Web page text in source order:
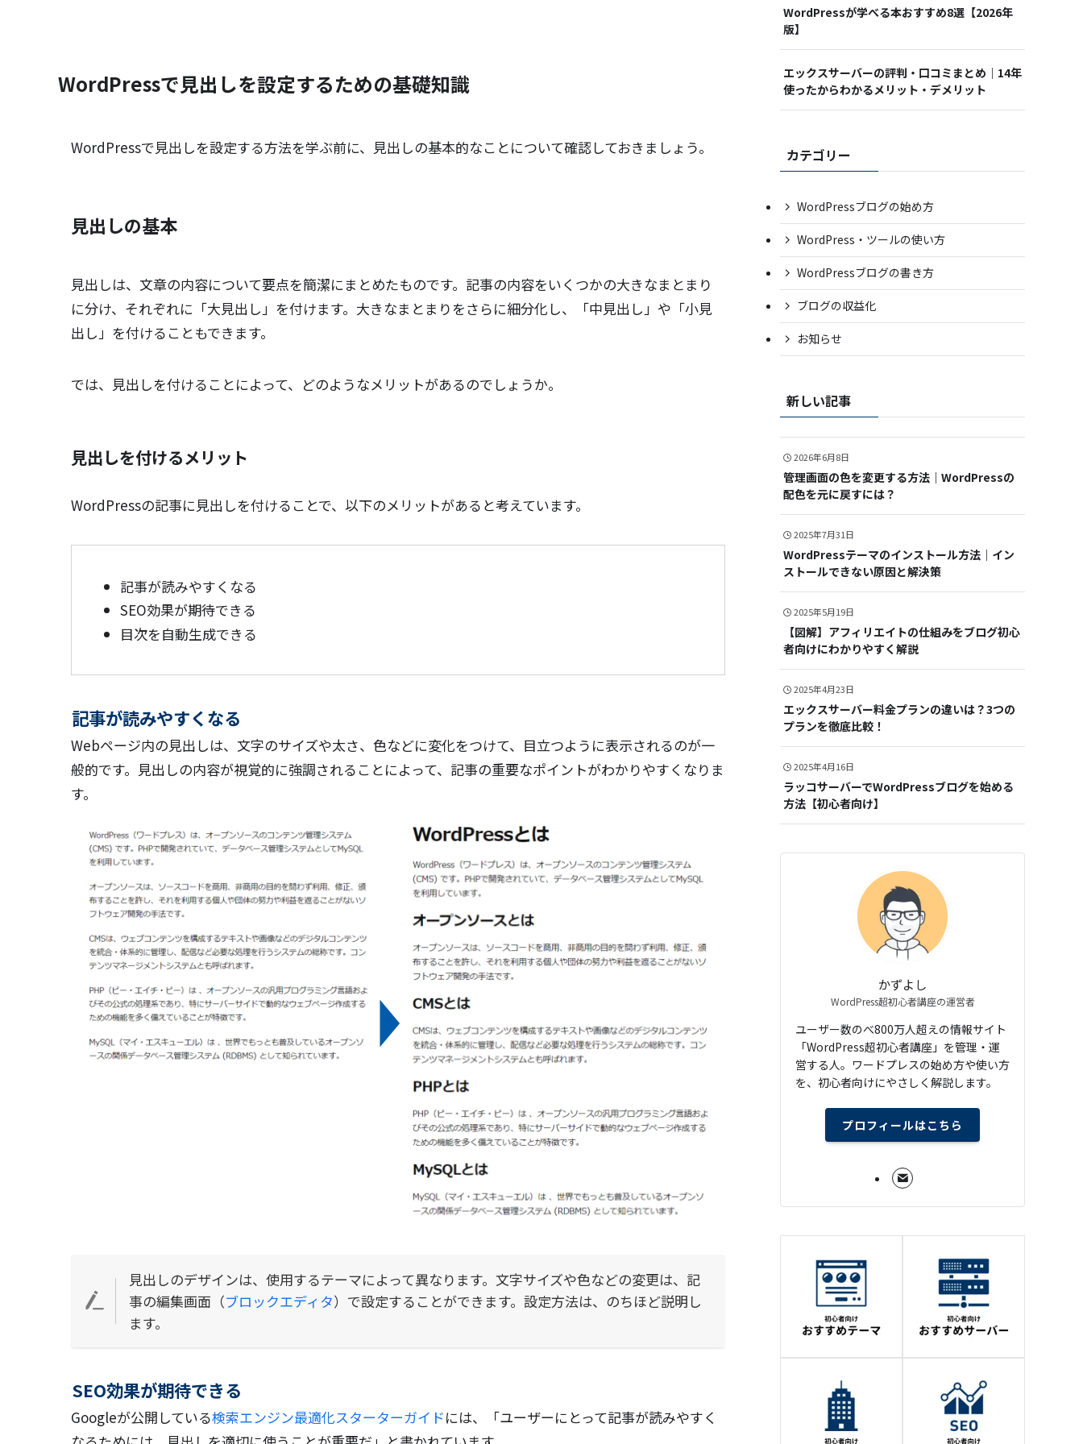
WordPressで見出しを設定するための基礎知識
WordPressで見出しを設定する方法を学ぶ前に、見出しの基本的なことについて確認しておきましょう。
見出しの基本
見出しは、文章の内容について要点を簡潔にまとめたものです。記事の内容をいくつかの大きなまとまり
に分け、それぞれに「大見出し」を付けます。大きなまとまりをさらに細分化し、「中見出し」や「小見
出し」を付けることもできます。
では、見出しを付けることによって、どのようなメリットがあるのでしょうか。
見出しを付けるメリット
WordPressの記事に見出しを付けることで、以下のメリットがあると考えています。
記事が読みやすくなる
SEO効果が期待できる
目次を自動生成できる
記事が読みやすくなる
Webページ内の見出しは、文字のサイズや太さ、色などに変化をつけて、目立つように表示されるのが一
般的です。見出しの内容が視覚的に強調されることによって、記事の重要なポイントがわかりやすくなりま
す。
見出しのデザインは、使用するテーマによって異なります。文字サイズや色などの変更は、記
事の編集画面（ブロックエディタ）で設定することができます。設定方法は、のちほど説明し
ます。
SEO効果が期待できる
Googleが公開している検索エンジン最適化スターターガイドには、「ユーザーにとって記事が読みやすく
WordPressが学べる本おすすめ8選【2026年
版】
エックスサーバーの評判・口コミまとめ｜14年
使ったからわかるメリット・デメリット
カテゴリー
WordPressブログの始め方
WordPress・ツールの使い方
WordPressブログの書き方
ブログの収益化
お知らせ
新しい記事
2026年6月8日
管理画面の色を変更する方法｜WordPressの
配色を元に戻すには？
2025年7月31日
WordPressテーマのインストール方法｜イン
ストールできない原因と解決策
2025年5月19日
【図解】アフィリエイトの仕組みをブログ初心
者向けにわかりやすく解説
2025年4月23日
エックスサーバー料金プランの違いは？3つの
プランを徹底比較！
2025年4月16日
ラッコサーバーでWordPressブログを始める
方法【初心者向け】
かずよし
WordPress超初心者講座の運営者
ユーザー数のべ800万人超えの情報サイト
「WordPress超初心者講座」を管理・運
営する人。ワードプレスの始め方や使い方
を、初心者向けにやさしく解説します。
プロフィールはこちら